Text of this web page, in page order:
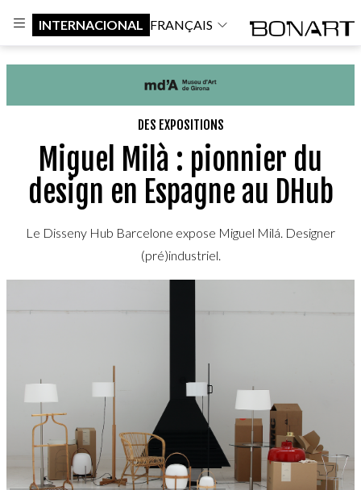
INTERNACIONAL FRANÇAIS
DES EXPOSITIONS
Miguel Milà : pionnier du
design en Espagne au DHub
Le Disseny Hub Barcelone expose Miguel Milá. Designer
(pré)industriel.